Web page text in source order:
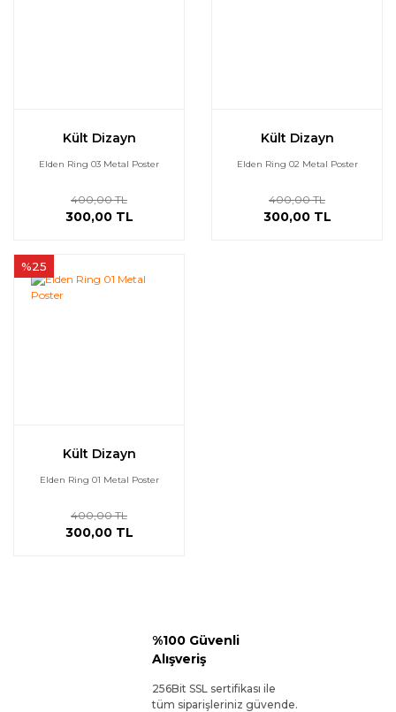
Kült Dizayn
Elden Ring 03 Metal Poster
400,00 TL
300,00 TL
Kült Dizayn
Elden Ring 02 Metal Poster
400,00 TL
300,00 TL
%25
Kült Dizayn
Elden Ring 01 Metal Poster
400,00 TL
300,00 TL
%100 Güvenli
Alışveriş
256Bit SSL sertifikası ile
tüm siparişleriniz güvende.